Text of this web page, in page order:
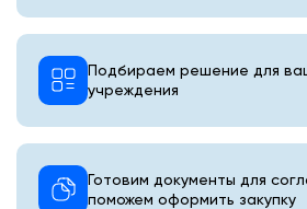
Подбираем решение для
учреждения
Готовим документы для
поможем оформить закупку